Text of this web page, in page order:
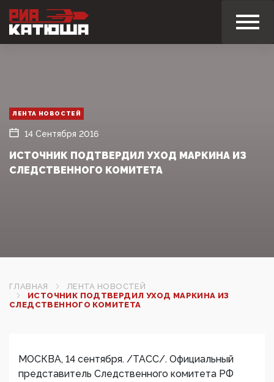
ЛЕНТА НОВОСТЕЙ
14 Сентября 2016
ИСТОЧНИК ПОДТВЕРДИЛ УХОД МАРКИНА ИЗ
СЛЕДСТВЕННОГО КОМИТЕТА
ГЛАВНАЯ
ЛЕНТА НОВОСТЕЙ
ИСТОЧНИК ПОДТВЕРДИЛ УХОД МАРКИНА ИЗ
СЛЕДСТВЕННОГО КОМИТЕТА
МОСКВА, 14 сентября. /ТАСС/. Официальный
представитель Следственного комитета РФ